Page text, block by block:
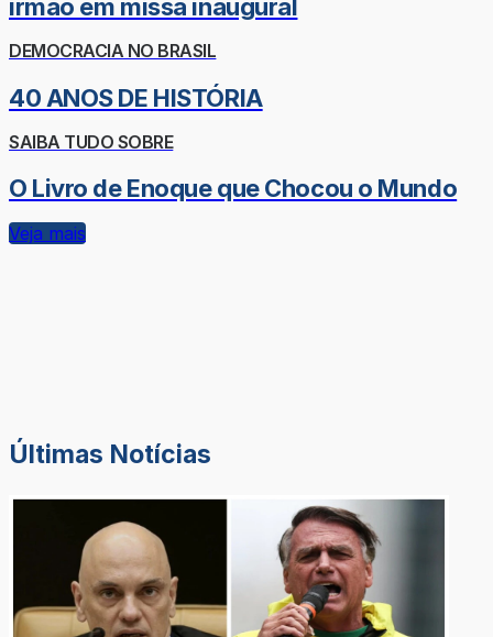
irmão em missa inaugural
DEMOCRACIA NO BRASIL
40 ANOS DE HISTÓRIA
SAIBA TUDO SOBRE
O Livro de Enoque que Chocou o Mundo
Veja mais
Últimas Notícias